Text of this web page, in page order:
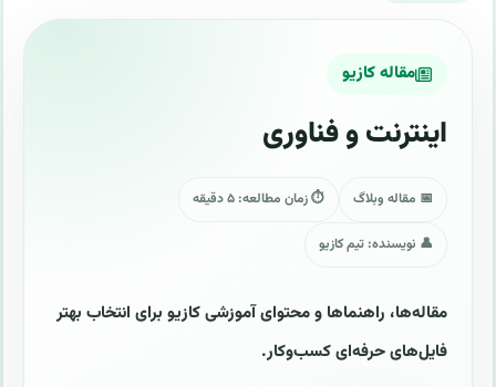
مقاله کازیو
اینترنت و فناوری
📅 مقاله وبلاگ ⏱ زمان مطالعه: ۵ دقیقه
👤 نویسنده: تیم کازیو
مقاله‌ها، راهنماها و محتوای آموزشی کازیو برای انتخاب بهتر
فایل‌های حرفه‌ای کسب‌وکار.